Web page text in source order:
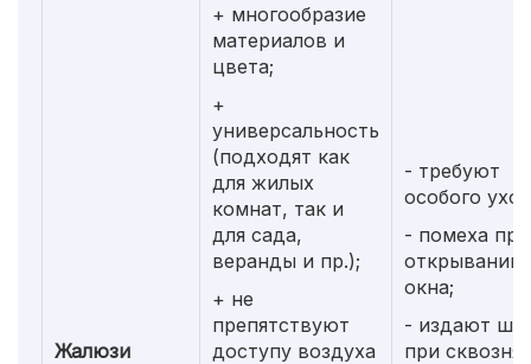
Жалюзи
+ многообразие
материалов и
цвета;
+
универсальность
(подходят как
для жилых
комнат, так и
для сада,
веранды и пр.);
+ не
препятствуют
доступу воздуха
- требуют
особого
- помеха при
открывании
окна;
- издают
при